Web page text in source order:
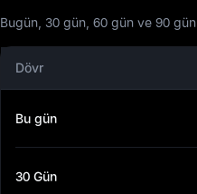
Bugün, 30 gün, 60 gün ve 90
Dövr
Bu gün
30 Gün